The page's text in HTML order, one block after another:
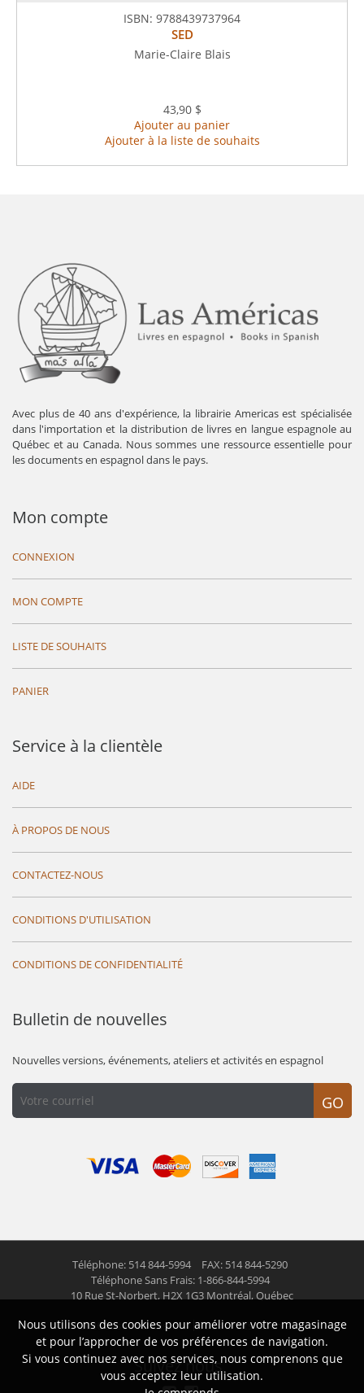
ISBN: 9788439737964
SED
Marie-Claire Blais
43,90 $
Ajouter au panier
Ajouter à la liste de souhaits
Avec plus de 40 ans d'expérience, la librairie Americas est spécialisée
dans l'importation et la distribution de livres en langue espagnole au
Québec et au Canada. Nous sommes une ressource essentielle pour
les documents en espagnol dans le pays.
Mon compte
CONNEXION
MON COMPTE
LISTE DE SOUHAITS
PANIER
Service à la clientèle
AIDE
À PROPOS DE NOUS
CONTACTEZ-NOUS
CONDITIONS D'UTILISATION
CONDITIONS DE CONFIDENTIALITÉ
Bulletin de nouvelles
Nouvelles versions, événements, ateliers et activités en espagnol
GO
Téléphone: 514 844-5994
FAX: 514 844-5290
Téléphone Sans Frais: 1-866-844-5994
10 Rue St-Norbert, H2X 1G3 Montréal, Québec
© 2026 Las Americas inc. Tous droits réservés
Suivez nous
Nous utilisons des cookies pour améliorer votre magasinage
et pour l’approcher de vos préférences de navigation.
Si vous continuez avec nos services, nous comprenons que
vous acceptez leur utilisation.